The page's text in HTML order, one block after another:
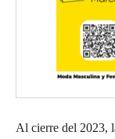
Al cierre del 2023,